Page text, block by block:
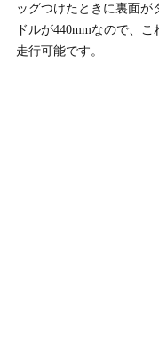
ッグつけたときに裏面が
ドルが440mmなので、
走行可能です。